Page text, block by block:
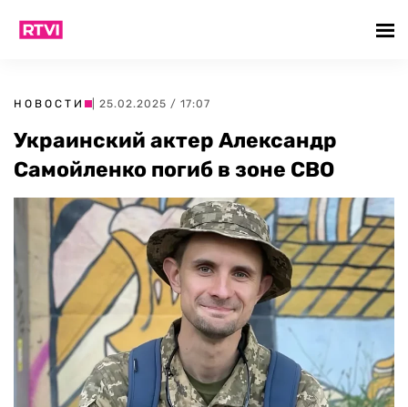
НОВОСТИ | 25.02.2025 / 17:07
Украинский актер Александр
Самойленко погиб в зоне СВО